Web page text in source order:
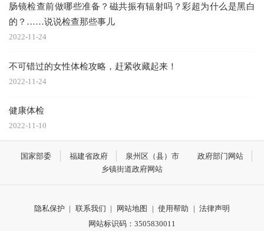
肠镜检查前做哪些准备？磁共振有辐射吗？彩超为什么是黑白
的？……说说检查那些事儿
2022-11-24
不可错过的女性体检攻略，赶紧收藏起来！
2022-11-24
健康体检
2022-11-10
国家部委 福建省政府 泉州区（县）市
政府部门网站
乡镇街道政府网站
隐私保护 | 联系我们 | 网站地图 | 使用帮助 | 法律声明
网站标识码：3505830011